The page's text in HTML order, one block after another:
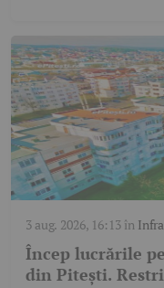
3 aug. 2026, 16:13în
Încep lucrările
din Pitești.